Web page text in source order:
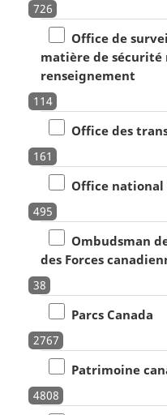
726
Office de
matière de sécurité
renseignement
114
Office des
161
Office national
495
Ombudsman
des Forces
38
Parcs Canada
2767
Patrimoine
4808